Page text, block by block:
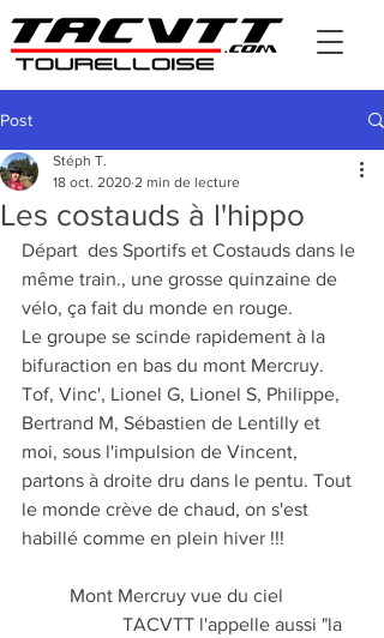
Post
Les costauds à l'hippo
Stéph T.
18 oct. 2020 2 min de lecture
Départ  des Sportifs et Costauds dans le
même train., une grosse quinzaine de
vélo, ça fait du monde en rouge.
Le groupe se scinde rapidement à la
bifuraction en bas du mont Mercruy.
Tof, Vinc', Lionel G, Lionel S, Philippe,
Bertrand M, Sébastien de Lentilly et
moi, sous l'impulsion de Vincent,
partons à droite dru dans le pentu. Tout
le monde crève de chaud, on s'est
habillé comme en plein hiver !!!
                     TACVTT l'appelle aussi "la